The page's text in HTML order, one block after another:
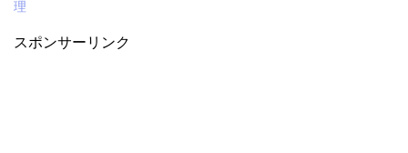
理
スポンサーリンク